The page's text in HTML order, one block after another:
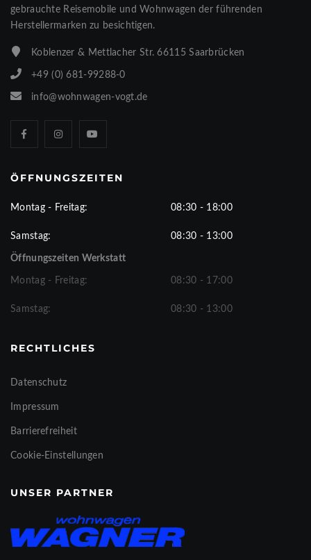
gebrauchte Reisemobile und Wohnwagen der führenden
Herstellermarken zu besichtigen.
Koblenzer & Mettlacher Str. 66115 Saarbrücken
+49 (0) 681-99288-0
info@wohnwagen-vogt.de
ÖFFNUNGSZEITEN
Montag - Freitag: 08:30 - 18:00
Samstag: 08:30 - 13:00
Öffnungszeiten Werkstatt
Montag - Freitag: 08:30 - 17:00
Samstag: 08:30 - 13:00
RECHTLICHES
Datenschutz
Impressum
Barrierefreiheit
Cookie-Einstellungen
UNSER PARTNER